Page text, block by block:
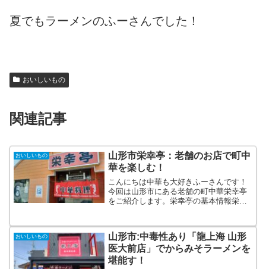
夏でもラーメンのふーさんでした！
おいしいもの
関連記事
おいしいもの
山形市栄幸亭：老舗のお店で町中
華を楽しむ！
こんにちは中華も大好きふーさんです！
今回は山形市にある老舗の町中華栄幸亭
をご紹介します。栄幸亭の基本情報栄幸
すね。 栄幸亭TEL 023-642-4807住
所 山形市...
おいしいもの
山形市:中毒性あり「龍上海 山形
医大前店」でからみそラーメンを
堪能す！